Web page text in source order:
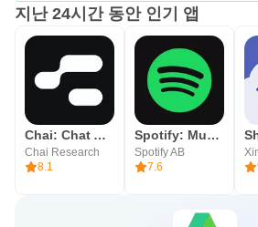
지난 24시간 동안 인기 앱
Chai: Chat AI Platform
Chai Research
8.1
Spotify: Music and Podcasts
Spotify AB
7.6